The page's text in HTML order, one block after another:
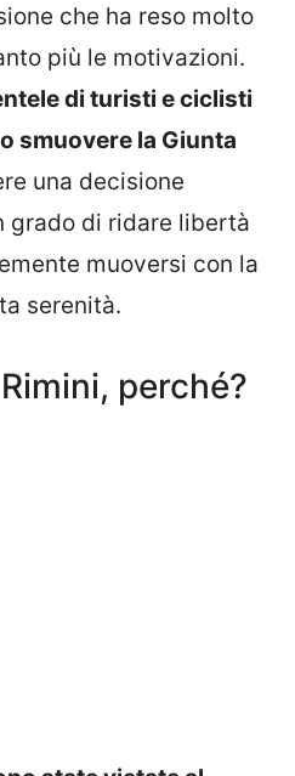
che ha reso molto
più le motivazioni.
di turisti e ciclisti
smuovere la Giunta
una decisione
grado di ridare libertà
muoversi con la
serenità.
perché?